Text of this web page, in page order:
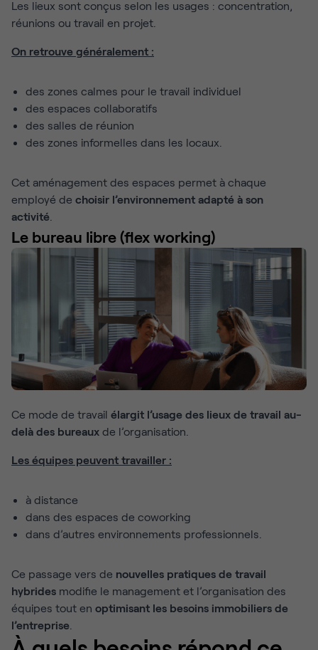
Les lieux sont conçus selon les usages : concentration,
réunions ou travail en projet.
On retrouve généralement :
des zones calmes pour le travail individuel
des espaces collaboratifs
des salles de réunion
des zones informelles dans les locaux.
Cet aménagement des espaces permet à chaque
employé de choisir l’environnement adapté à son
activité
Le bureau libre (flex working)
Ce mode de travail élargit l’usage des lieux de travail au-
delà des bureaux de l’organisation.
Les équipes peuvent travailler :
à distance
dans des espaces de coworking
dans d’autres environnements professionnels.
Ce passage vers de nouvelles pratiques de travail
hybrides modifie le management et l’organisation des
équipes tout en optimisant les besoins immobiliers de
l’entreprise